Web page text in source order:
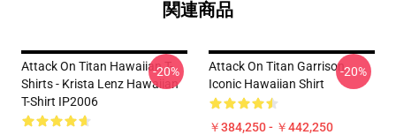
関連商品
Attack On Titan Hawaiian T-
Shirts - Krista Lenz Hawaiian
T-Shirt IP2006
-20%
Attack On Titan Garrison
Iconic Hawaiian Shirt
￥384,250 - ￥442,250
-20%